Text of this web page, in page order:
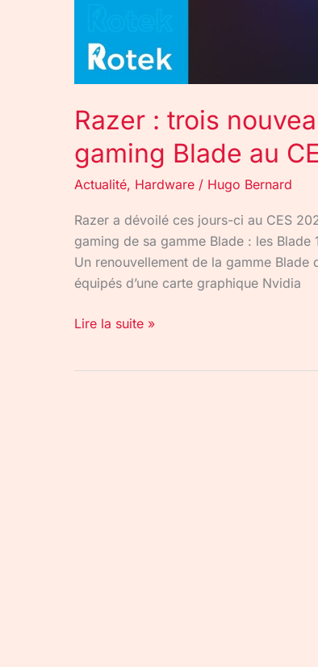
Razer : trois
gaming Blade au
Actualité, Hardware / Hugo Bernard
Razer a dévoilé ces jours-ci au CES
gaming de sa gamme Blade : les Blade
Un renouvellement de la gamme
équipés d’une carte graphique Nvidia
Lire la suite »